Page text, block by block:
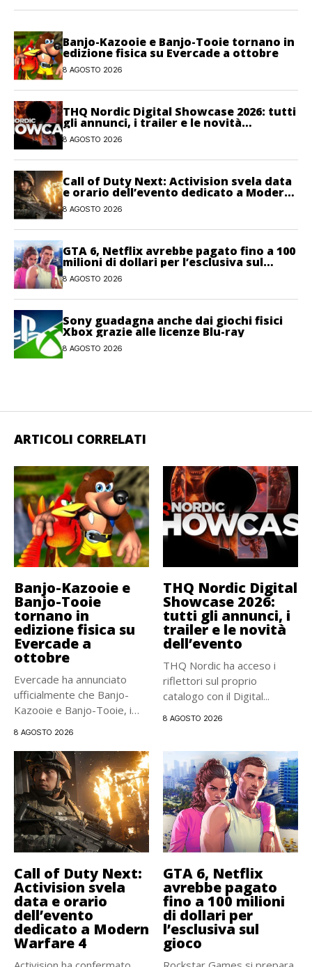
Banjo-Kazooie e Banjo-Tooie tornano in
edizione fisica su Evercade a ottobre
8 AGOSTO 2026
THQ Nordic Digital Showcase 2026: tutti
gli annunci, i trailer e le novità
dell’evento
8 AGOSTO 2026
Call of Duty Next: Activision svela data
e orario dell’evento dedicato a Modern
Warfare 4
8 AGOSTO 2026
GTA 6, Netflix avrebbe pagato fino a 100
milioni di dollari per l’esclusiva sul
gioco
8 AGOSTO 2026
Sony guadagna anche dai giochi fisici
Xbox grazie alle licenze Blu-ray
8 AGOSTO 2026
ARTICOLI CORRELATI
Banjo-Kazooie e
Banjo-Tooie
tornano in
edizione fisica su
Evercade a
ottobre
Evercade ha annunciato
ufficialmente che Banjo-
Kazooie e Banjo-Tooie, i
8 AGOSTO 2026
THQ Nordic Digital
Showcase 2026:
tutti gli annunci, i
trailer e le novità
dell’evento
THQ Nordic ha acceso i
riflettori sul proprio
catalogo con il Digital...
8 AGOSTO 2026
Call of Duty Next:
Activision svela
data e orario
dell’evento
dedicato a Modern
Warfare 4
GTA 6, Netflix
avrebbe pagato
fino a 100 milioni
di dollari per
l’esclusiva sul
gioco